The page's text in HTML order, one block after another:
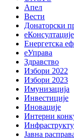
Апел
Вести
Донаторски
еКонсултације
Енергетска
еУправа
Здравство
Избори 2022
Избори 2023
Имунизација
Инвестиције
Иновације
Интерни
Јавна